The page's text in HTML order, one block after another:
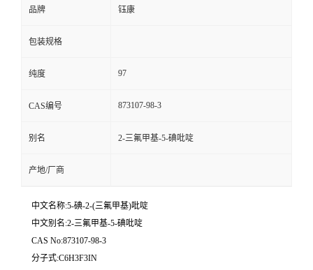
品牌 钰康
包装规格
纯度 97
CAS编号 873107-98-3
别名 2-三氟甲基-5-碘吡啶
产地/厂商
中文名称:5-碘-2-(三氟甲基)吡啶
中文别名:2-三氟甲基-5-碘吡啶
CAS No:873107-98-3
分子式:C6H3F3IN